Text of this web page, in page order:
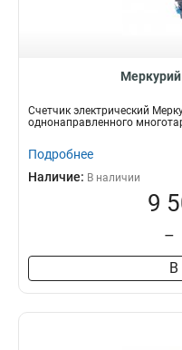
Меркурий
Счетчик электрический
однонаправленного
Подробнее
Наличие: В наличии
9
–
В